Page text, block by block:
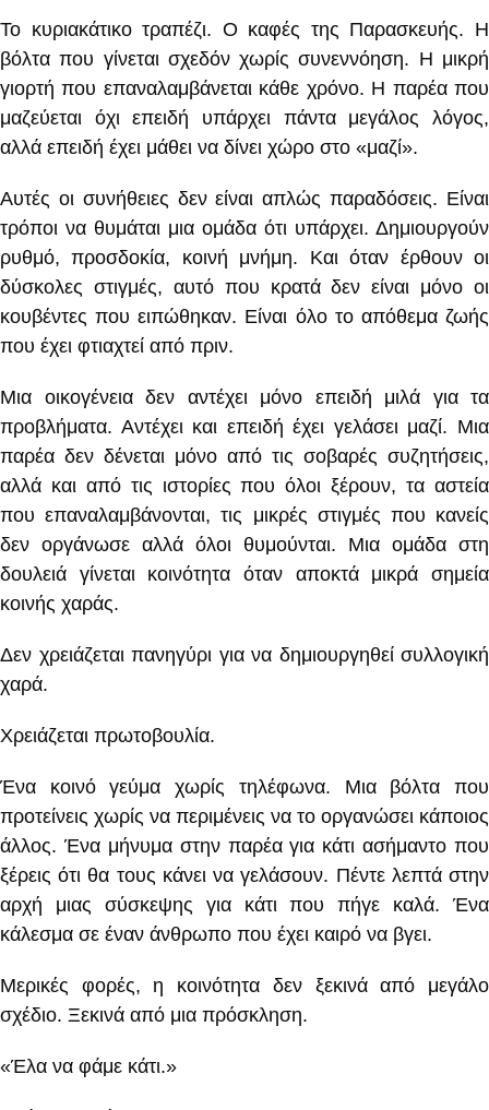
Το κυριακάτικο τραπέζι. Ο καφές της Παρασκευής. Η
βόλτα που γίνεται σχεδόν χωρίς συνεννόηση. Η μικρή
γιορτή που επαναλαμβάνεται κάθε χρόνο. Η παρέα που
μαζεύεται όχι επειδή υπάρχει πάντα μεγάλος λόγος,
αλλά επειδή έχει μάθει να δίνει χώρο στο «μαζί».
Αυτές οι συνήθειες δεν είναι απλώς παραδόσεις. Είναι
τρόποι να θυμάται μια ομάδα ότι υπάρχει. Δημιουργούν
ρυθμό, προσδοκία, κοινή μνήμη. Και όταν έρθουν οι
δύσκολες στιγμές, αυτό που κρατά δεν είναι μόνο οι
κουβέντες που ειπώθηκαν. Είναι όλο το απόθεμα ζωής
που έχει φτιαχτεί από πριν.
Μια οικογένεια δεν αντέχει μόνο επειδή μιλά για τα
προβλήματα. Αντέχει και επειδή έχει γελάσει μαζί. Μια
παρέα δεν δένεται μόνο από τις σοβαρές συζητήσεις,
αλλά και από τις ιστορίες που όλοι ξέρουν, τα αστεία
που επαναλαμβάνονται, τις μικρές στιγμές που κανείς
δεν οργάνωσε αλλά όλοι θυμούνται. Μια ομάδα στη
δουλειά γίνεται κοινότητα όταν αποκτά μικρά σημεία
κοινής χαράς.
Δεν χρειάζεται πανηγύρι για να δημιουργηθεί συλλογική
χαρά.
Χρειάζεται πρωτοβουλία.
Ένα κοινό γεύμα χωρίς τηλέφωνα. Μια βόλτα που
προτείνεις χωρίς να περιμένεις να το οργανώσει κάποιος
άλλος. Ένα μήνυμα στην παρέα για κάτι ασήμαντο που
ξέρεις ότι θα τους κάνει να γελάσουν. Πέντε λεπτά στην
αρχή μιας σύσκεψης για κάτι που πήγε καλά. Ένα
κάλεσμα σε έναν άνθρωπο που έχει καιρό να βγει.
Μερικές φορές, η κοινότητα δεν ξεκινά από μεγάλο
σχέδιο. Ξεκινά από μια πρόσκληση.
«Έλα να φάμε κάτι.»